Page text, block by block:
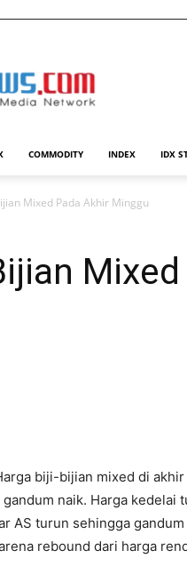
COMMODITY INDEX IDX
Mixed Pada Akhir Minggu
biji-bijian mixed di
naik. Harga
AS turun sehingga
rebound dari harga